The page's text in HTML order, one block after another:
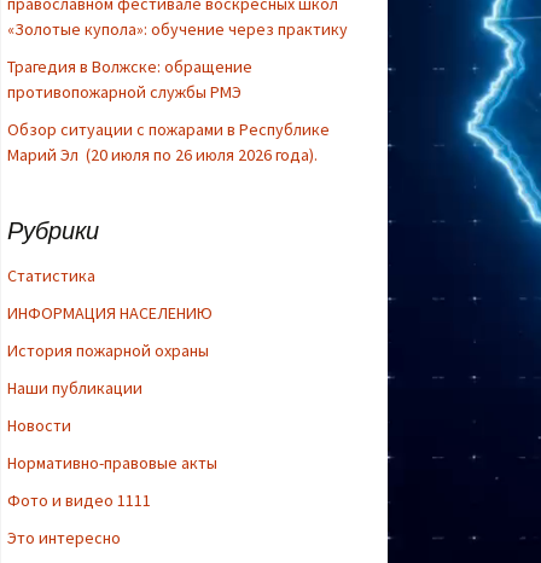
arrows to
Use Left/
«Золотые купола»: обучение через практику
Трагедия в Волжске: обращение
противопожарной службы РМЭ
Обзор ситуации с пожарами в Республике
Марий Эл (20 июля по 26 июля 2026 года).
Рубрики
Cтатистика
ИНФОРМАЦИЯ НАСЕЛЕНИЮ
История пожарной охраны
Наши публикации
Новости
Нормативно-правовые акты
Фото и видео 1111
Это интересно